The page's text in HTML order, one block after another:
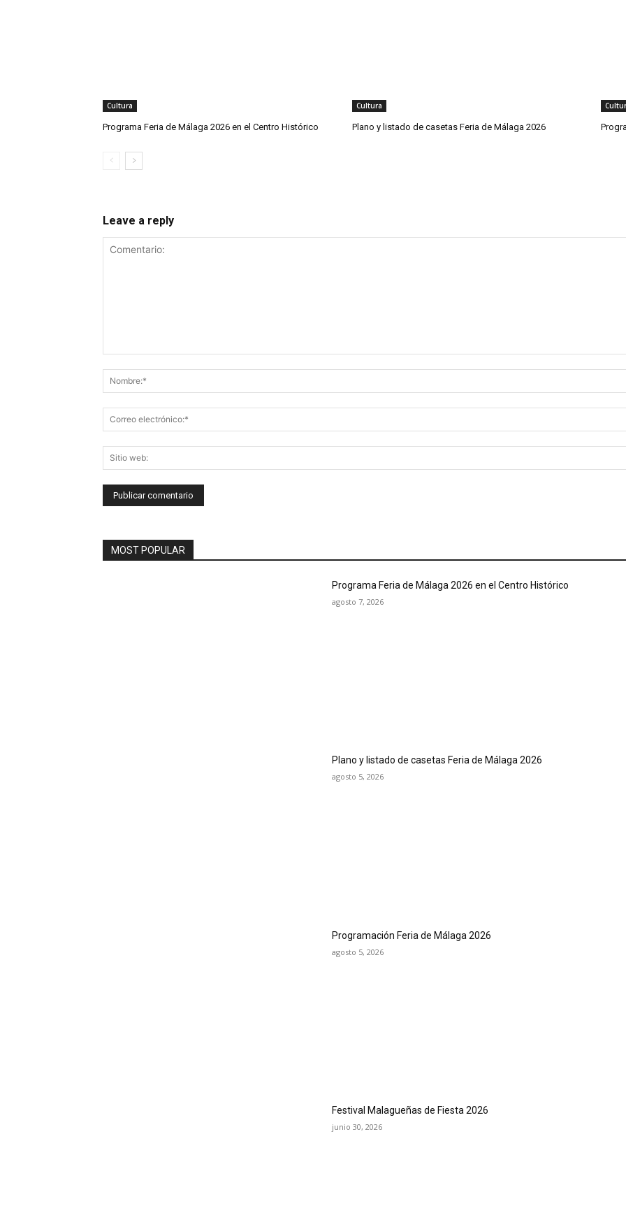
Cultura
Programa Feria de Málaga 2026 en el Centro Histórico
Cultura
Plano y listado de casetas Feria de Málaga 2026
Leave a reply
MOST POPULAR
Programa Feria de Málaga 2026 en el Centro Histórico
agosto 7, 2026
Plano y listado de casetas Feria de Málaga 2026
agosto 5, 2026
Programación Feria de Málaga 2026
agosto 5, 2026
Festival Malagueñas de Fiesta 2026
junio 30, 2026